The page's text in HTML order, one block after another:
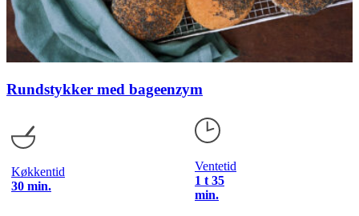
Rundstykker med bageenzym
Køkkentid
30 min.
Ventetid
1 t 35
min.